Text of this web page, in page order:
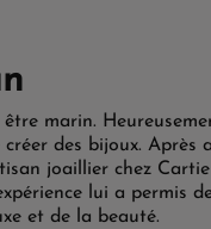
marin.
créer des bijoux. Après
joaillier chez
lui a permis
et de la beauté.